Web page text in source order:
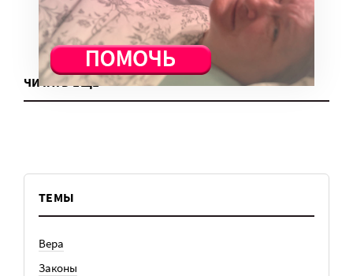
ЧИТАТЬ ЕЩЕ
ТЕМЫ
Вера
Законы